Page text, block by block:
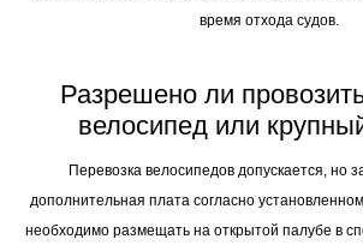
время отхода судов.
Разрешено ли
велосипед или
Перевозка велосипедов допускается, но
дополнительная плата согласно
необходимо размещать на открытой палубе в